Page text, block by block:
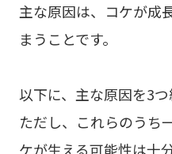
主な原因は、コケが成
まうことです。
以下に、主な原因を3つ
ただし、これらのうち
ケが生える可能性は十